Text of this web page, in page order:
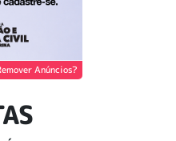
Anúncios?